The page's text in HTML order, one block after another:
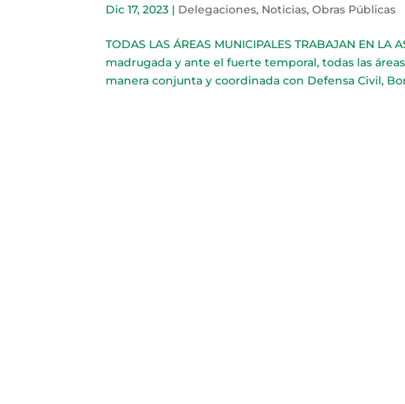
Dic 17, 2023 | Delegaciones, Noticias,Obras Públicas
TODAS LAS ÁREAS MUNICIPALES TRABAJAN EN LA
madrugada y ante el fuerte temporal, todas las
manera conjunta y coordinada con Defensa Civil,